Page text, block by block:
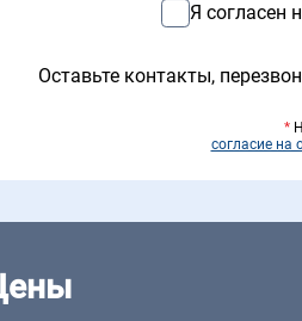
Я согласен
Оставьте контакты,
*
согласие на